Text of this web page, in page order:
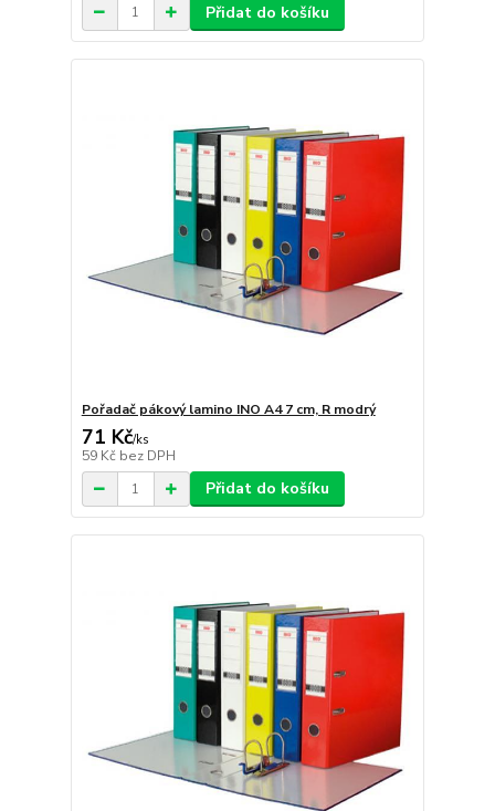
Přidat do košíku
Pořadač pákový lamino INO A4 7 cm, R modrý
71 Kč/ks
59 Kč bez DPH
Přidat do košíku